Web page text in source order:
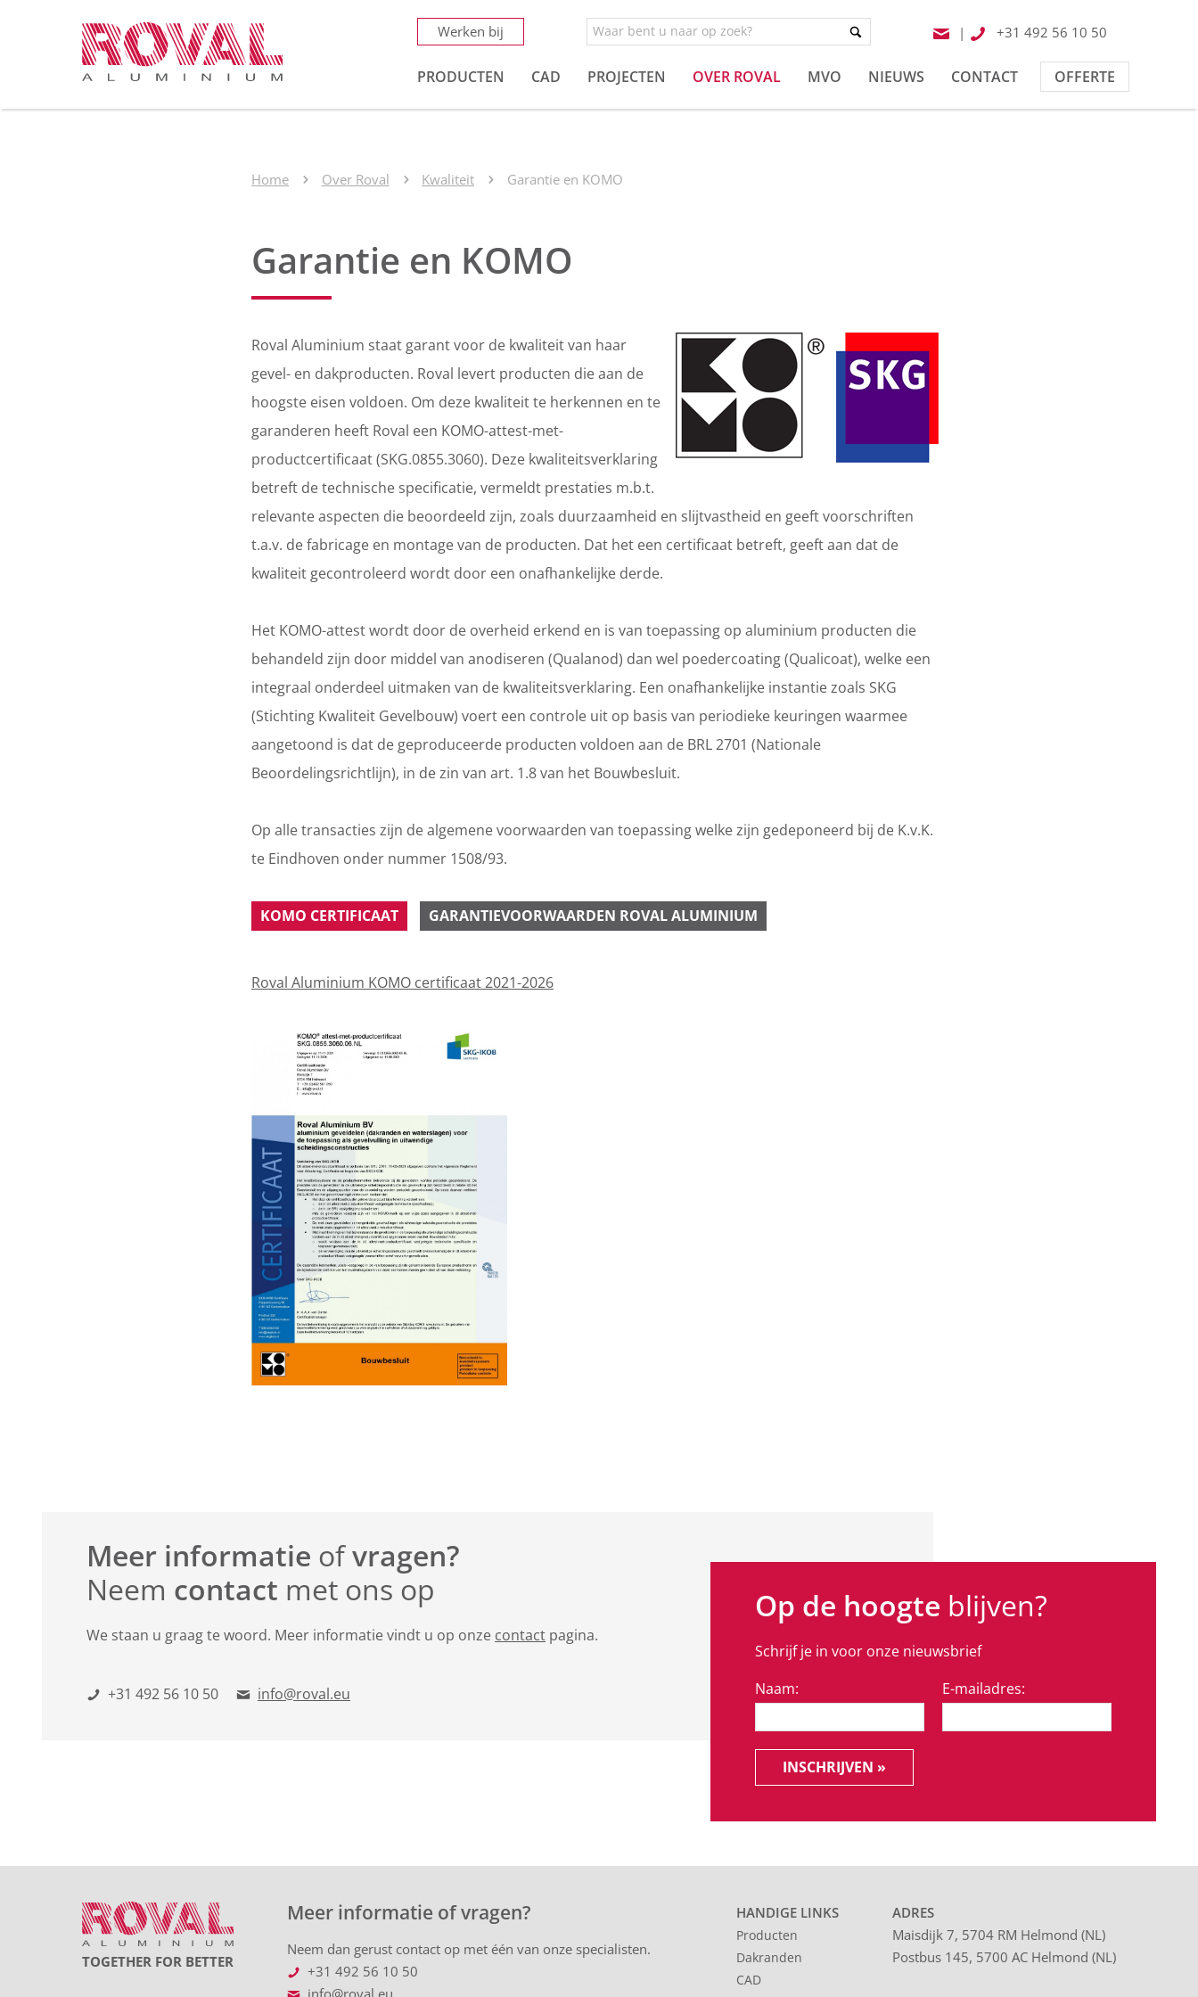
Werken bij | +31 492 56 10 50
PRODUCTEN CAD PROJECTEN OVER ROVAL MVO NIEUWS CONTACT OFFERTE
Home Over Roval Kwaliteit Garantie en KOMO
Garantie en KOMO
Roval Aluminium staat garant voor de kwaliteit van haar
gevel- en dakproducten. Roval levert producten die aan de
hoogste eisen voldoen. Om deze kwaliteit te herkennen en te
garanderen heeft Roval een KOMO-attest-met-
productcertificaat (SKG.0855.3060). Deze kwaliteitsverklaring
betreft de technische specificatie, vermeldt prestaties m.b.t.
relevante aspecten die beoordeeld zijn, zoals duurzaamheid en slijtvastheid en geeft voorschriften
t.a.v. de fabricage en montage van de producten. Dat het een certificaat betreft, geeft aan dat de
kwaliteit gecontroleerd wordt door een onafhankelijke derde.
Het KOMO-attest wordt door de overheid erkend en is van toepassing op aluminium producten die
behandeld zijn door middel van anodiseren (Qualanod) dan wel poedercoating (Qualicoat), welke een
integraal onderdeel uitmaken van de kwaliteitsverklaring. Een onafhankelijke instantie zoals SKG
(Stichting Kwaliteit Gevelbouw) voert een controle uit op basis van periodieke keuringen waarmee
aangetoond is dat de geproduceerde producten voldoen aan de BRL 2701 (Nationale
Beoordelingsrichtlijn), in de zin van art. 1.8 van het Bouwbesluit.
Op alle transacties zijn de algemene voorwaarden van toepassing welke zijn gedeponeerd bij de K.v.K.
te Eindhoven onder nummer 1508/93.
KOMO CERTIFICAAT GARANTIEVOORWAARDEN ROVAL ALUMINIUM
Roval Aluminium KOMO certificaat 2021-2026
Meer informatie ofvragen?
Neem contact met ons op
We staan u graag te woord. Meer informatie vindt u op onze contact pagina.
+31 492 56 10 50 info@roval.eu
Op de hoogte blijven?
Schrijf je in voor onze nieuwsbrief
Naam:
E-mailadres:
INSCHRIJVEN »
TOGETHER FOR BETTER
Meer informatie of vragen?
Neem dan gerust contact op met één van onze specialisten.
+31 492 56 10 50
HANDIGE LINKS
Producten
Dakranden
CAD
ADRES
Maisdijk 7, 5704 RM Helmond (NL)
Postbus 145, 5700 AC Helmond (NL)